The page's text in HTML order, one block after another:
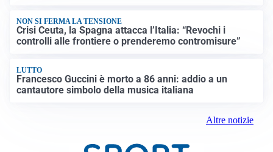
NON SI FERMA LA TENSIONE
Crisi Ceuta, la Spagna attacca l’Italia: “Revochi i
controlli alle frontiere o prenderemo contromisure”
LUTTO
Francesco Guccini è morto a 86 anni: addio a un
cantautore simbolo della musica italiana
Altre notizie